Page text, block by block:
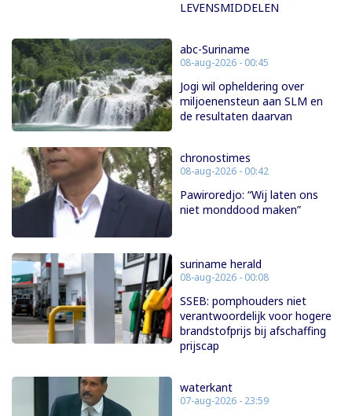
LEVENSMIDDELEN
abc-Suriname
08-aug-2026 - 00:45
Jogi wil opheldering over
miljoenensteun aan SLM en
de resultaten daarvan
chronostimes
08-aug-2026 - 00:42
Pawiroredjo: “Wij laten ons
niet monddood maken”
suriname herald
08-aug-2026 - 00:08
SSEB: pomphouders niet
verantwoordelijk voor hogere
brandstofprijs bij afschaffing
prijscap
waterkant
07-aug-2026 - 23:59